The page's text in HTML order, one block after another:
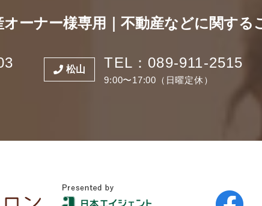
オーナー様専用 不動産などに関する
松山 TEL：089-911-2515
9:00〜17:00（日曜定休）